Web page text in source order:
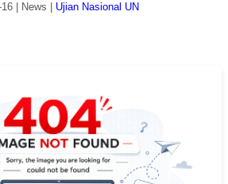
| News Ujian Nasional UN